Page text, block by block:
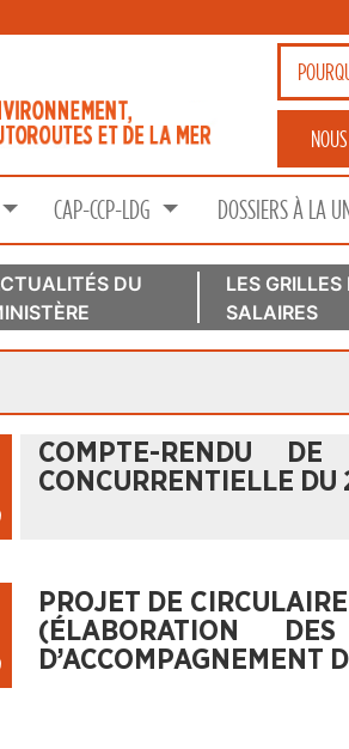
CAP-CCP-LDG DOSSIERS À LA
DU
LES GRILLES
SALAIRES
COMPTE-RENDU
CONCURRENTIELLE
PROJET DE
(ÉLABORATION
D’ACCOMPAGNEMENT